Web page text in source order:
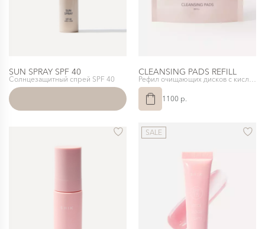
SUN SPRAY SPF 40
Солнцезащитный спрей SPF 40
CLEANSING PADS REFILL
Рефил очищающих дисков с кислотами
1100 p.
SALE